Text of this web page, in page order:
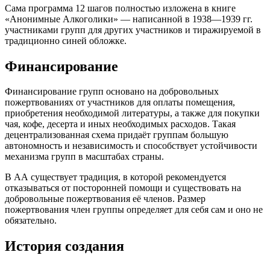
Сама программа 12 шагов полностью изложена в книге
«Анонимные Алкоголики» — написанной в 1938—1939 гг.
участниками групп для других участников и тиражируемой в
традиционно синей обложке.
Финансирование
Финансирование групп основано на добровольных
пожертвованиях от участников для оплаты помещения,
приобретения необходимой литературы, а также для покупки
чая, кофе, десерта и иных необходимых расходов. Такая
децентрализованная схема придаёт группам большую
автономность и независимость и способствует устойчивости
механизма групп в масштабах страны.
В АА существует традиция, в которой рекомендуется
отказываться от посторонней помощи и существовать на
добровольные пожертвования её членов. Размер
пожертвования член группы определяет для себя сам и оно не
обязательно.
История создания